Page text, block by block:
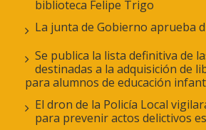
biblioteca Felipe Trigo
La junta de Gobierno aprueba
Se publica la lista definitiva de
destinadas a la adquisición de
para alumnos de educación
El dron de la Policía Local
para prevenir actos delictivos